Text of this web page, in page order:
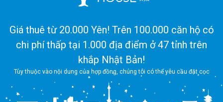
Giá thuê từ 20.000 Yên! Trên 100.000 căn hộ có
chi phí thấp tại 1.000 địa điểm ở 47 tỉnh trên
khắp Nhật Bản!
Tùy thuộc vào nội dung của hợp đồng, chúng tôi có thể yêu cầu đặt cọc